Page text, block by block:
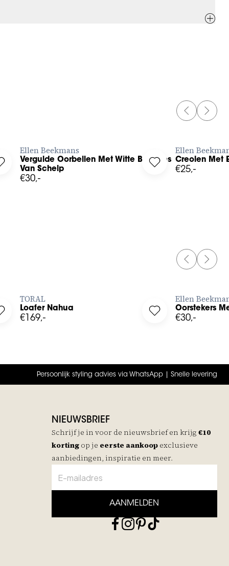
PREVIOUS
NEXT
to your wishlist
in to add Vergulde Oorbellen Met Witte Balletjes Van
Ellen Beekmans
Vergulde Oorbellen Met Witte Balletjes
Van Schelp
€30,-
Log in to add
Ellen
Creolen Met
€25,-
PREVIOUS
NEXT
in to add Loafer Nahua to your wishlist
TORAL
Loafer Nahua
€169,- Log in to add
Ellen
Oorstekers
€30,-
Persoonlijk styling advies via WhatsApp | Snelle levering
NIEUWSBRIEF
Schrijf je in voor de nieuwsbrief en krijg €10
korting op je eerste aankoop exclusieve
aanbiedingen, inspiratie en meer.
AANMELDEN